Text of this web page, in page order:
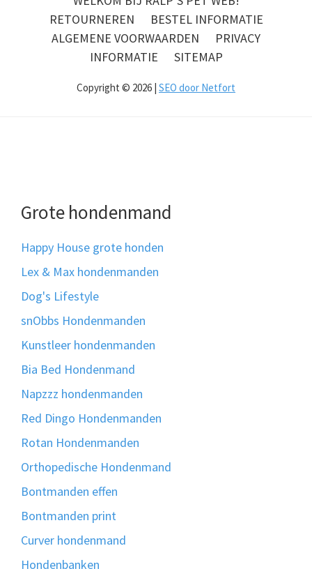
RETOURNEREN
BESTEL INFORMATIE
ALGEMENE VOORWAARDEN
PRIVACY
INFORMATIE
SITEMAP
Copyright © 2026 | SEO door Netfort
Grote hondenmand
Happy House grote honden
Lex & Max hondenmanden
Dog's Lifestyle
snObbs Hondenmanden
Kunstleer hondenmanden
Bia Bed Hondenmand
Napzzz hondenmanden
Red Dingo Hondenmanden
Rotan Hondenmanden
Orthopedische Hondenmand
Bontmanden effen
Bontmanden print
Curver hondenmand
Hondenbanken